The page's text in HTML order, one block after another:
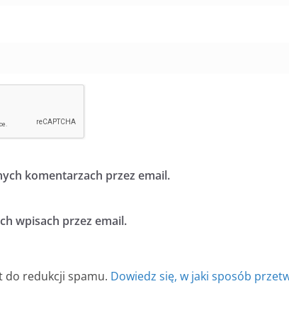
komentarzach przez email.
wpisach przez email.
do redukcji spamu. Dowiedz się, w jaki sposób